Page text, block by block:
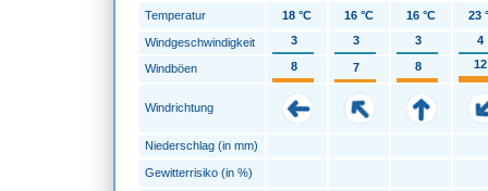
Temperatur 18 °C 16 °C 16 °C 23
Windgeschwindigkeit 3 3 3 4
Windböen 8 7 8 12
Windrichtung
Niederschlag (in mm)
Gewitterrisiko (in %)